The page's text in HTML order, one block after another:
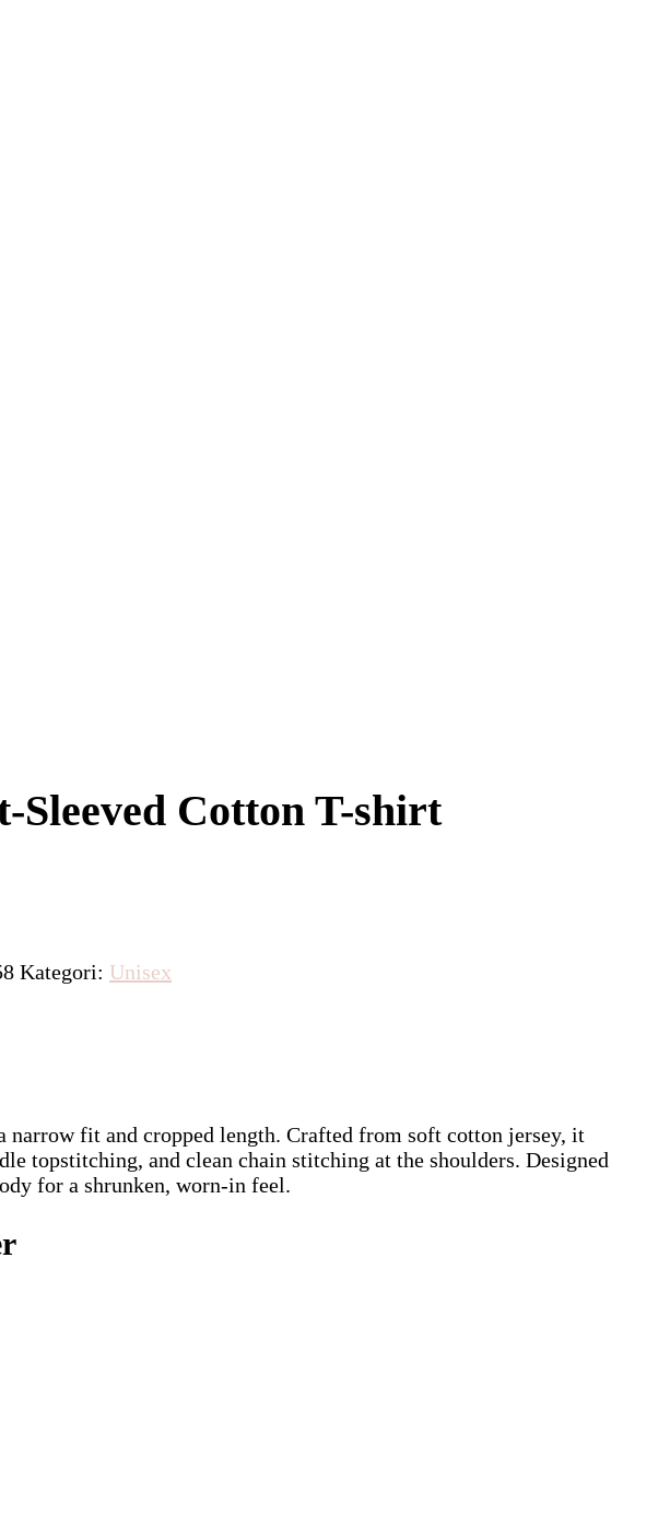
Sleeved Cotton T-shirt
Kategori: Unisex
narrow fit and cropped length. Crafted from soft cotton jersey, it
topstitching, and clean chain stitching at the shoulders. Designed
for a shrunken, worn-in feel.